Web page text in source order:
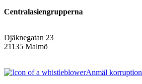
Centralasiengrupperna
Djäknegatan 23
21135 Malmö
Anmäl korruption